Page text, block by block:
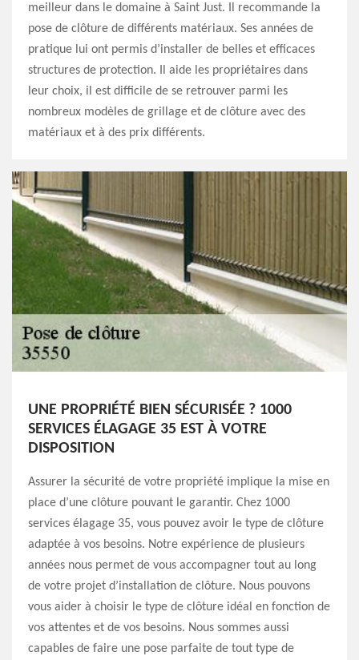
meilleur dans le domaine à Saint Just. Il recommande la
pose de clôture de différents matériaux. Ses années de
pratique lui ont permis d’installer de belles et efficaces
structures de protection. Il aide les propriétaires dans
leur choix, il est difficile de se retrouver parmi les
nombreux modèles de grillage et de clôture avec des
matériaux et à des prix différents.
UNE PROPRIÉTÉ BIEN SÉCURISÉE ? 1000
SERVICES ÉLAGAGE 35 EST À VOTRE
DISPOSITION
Assurer la sécurité de votre propriété implique la mise en
place d’une clôture pouvant le garantir. Chez 1000
services élagage 35, vous pouvez avoir le type de clôture
adaptée à vos besoins. Notre expérience de plusieurs
années nous permet de vous accompagner tout au long
de votre projet d’installation de clôture. Nous pouvons
vous aider à choisir le type de clôture idéal en fonction de
vos attentes et de vos besoins. Nous sommes aussi
capables de faire une pose parfaite de tout type de